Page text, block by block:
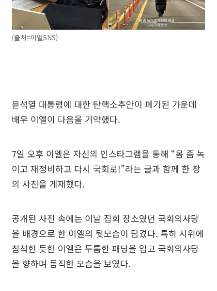
(출처=이엘SNS)
윤석열 대통령에 대한 탄핵소추안이 폐기된 가운데
배우 이엘이 다음을 기약했다.
7일 오후 이엘은 자신의 인스타그램을 통해 “몸 좀 녹
이고 재정비하고 다시 국회로!”라는 글과 함께 한 장
의 사진을 게재했다.
공개된 사진 속에는 이날 집회 장소였던 국회의사당
을 배경으로 한 이엘의 뒷모습이 담겼다. 특히 시위에
참석한 듯한 이엘은 두툼한 패딩을 입고 국회의사당
을 향하며 듬직한 모습을 보였다.